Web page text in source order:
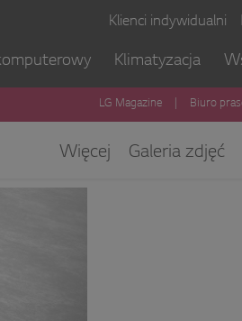
Klienci indywidualni
Klimatyzacja
LG Magazine Biuro
Więcej Galeria zdjęć